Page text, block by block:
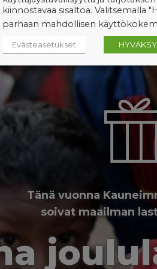
Tänä vuonna
soivat maailman
kiinnostavaa sisältöä. Valitsemalla
parhaan mahdollisen
Evästeasetukset HYVÄKSY